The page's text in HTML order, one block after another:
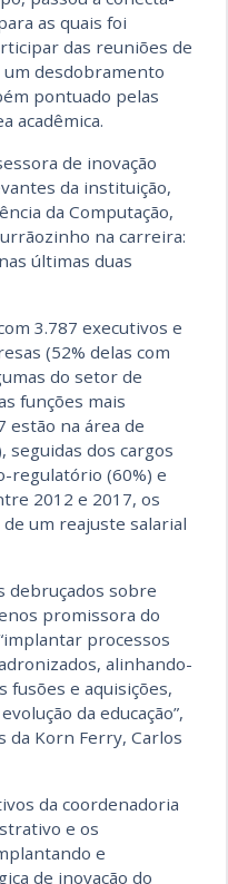
as quais foi
das reuniões de
desdobramento
pontuado pelas
acadêmica.
de inovação
da instituição,
da Computação,
na carreira:
últimas duas
3.787 executivos e
(52% delas com
do setor de
funções mais
estão na área de
seguidas dos cargos
regulatório (60%) e
2012 e 2017, os
um reajuste salarial
debruçados sobre
promissora do
processos
alinhando-
fusões e aquisições,
da educação”,
Korn Ferry, Carlos
da coordenadoria
e os
e
de inovação do